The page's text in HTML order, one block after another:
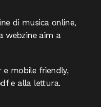
di musica online,
webzine aim a
mobile friendly,
e alla lettura.